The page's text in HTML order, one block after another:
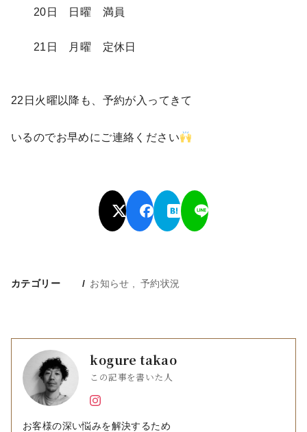
20日 日曜 満員
21日 月曜 定休日
22日火曜以降も、予約が入ってきて
いるのでお早めにご連絡ください
カテゴリー お知らせ 予約状況
kogure takao
この記事を書いた人
お客様の深い悩みを解決するため